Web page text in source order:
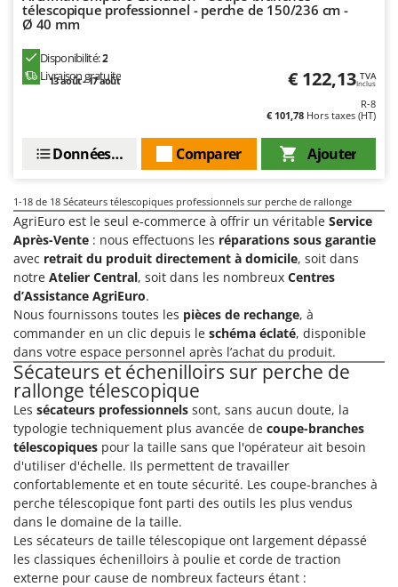
télescopique professionnel - perche de 150/236 cm -
Ø 40 mm
Disponibilité:2
Livraison gratuite
13 août - 17 août € 122,13 TVA
Inclus
R-8
€ 101,78 Hors taxes (HT)
Ajouter
Comparer
Données techniques
1-18 de 18 Sécateurs télescopiques professionnels sur perche de rallonge
AgriEuro est le seul e-commerce à offrir un véritable Service
Après-Vente : nous effectuons les réparations sous garantie
avec retrait du produit directement à domicile, soit dans
notre Atelier Central, soit dans les nombreux Centres
d’Assistance AgriEuro.
Nous fournissons toutes les pièces de rechange, à
commander en un clic depuis le schéma éclaté, disponible
dans votre espace personnel après l’achat du produit.
Sécateurs et échenilloirs sur perche de
rallonge télescopique
Les sécateurs professionnels sont, sans aucun doute, la
typologie techniquement plus avancée de coupe-branches
télescopiques pour la taille sans que l'opérateur ait besoin
d'utiliser d'échelle. Ils permettent de travailler
confortablemente et en toute sécurité. Les coupe-branches à
perche télescopique font parti des outils les plus vendus
dans le domaine de la taille.
Les sécateurs de taille télescopique ont largement dépassé
les classiques échenilloirs à poulie et corde de traction
externe pour cause de nombreux facteurs étant :